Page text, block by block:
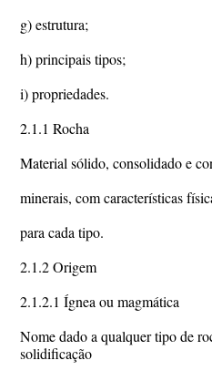
g) estrutura;
h) principais tipos;
i) propriedades.
2.1.1 Rocha
Material sólido, consolidado e
minerais, com características
para cada tipo.
2.1.2 Origem
2.1.2.1 Ígnea ou magmática
Nome dado a qualquer tipo de
solidificação